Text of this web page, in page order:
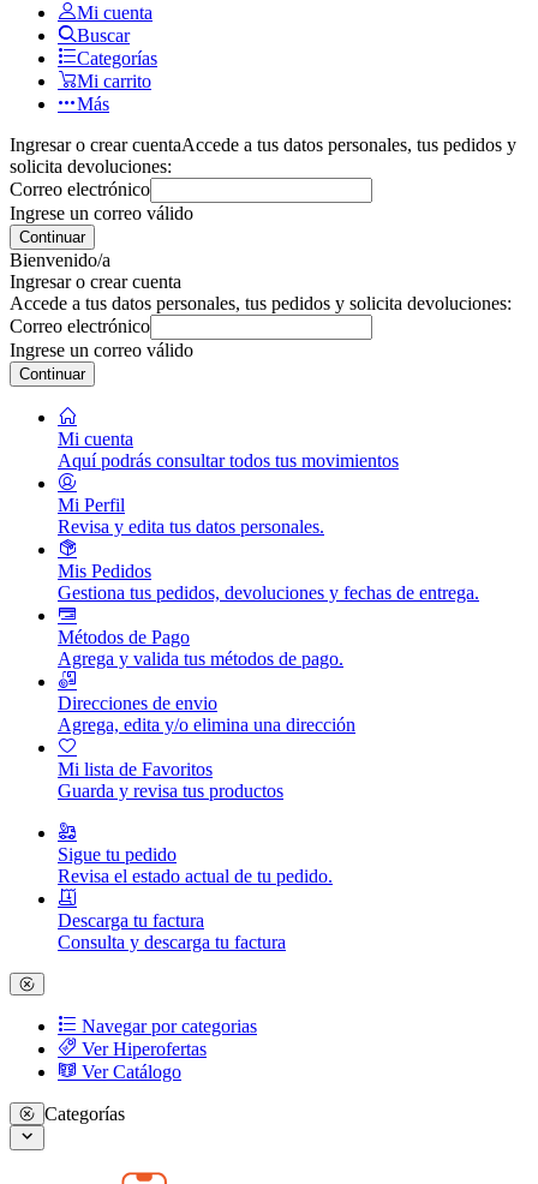
Mi cuenta
Buscar
Categorías
Mi carrito
Más
Ingresar o crear cuentaAccede a tus datos personales, tus pedidos y
solicita devoluciones:
Correo electrónico
Ingrese un correo válido
Continuar
Bienvenido/a
Ingresar o crear cuenta
Accede a tus datos personales, tus pedidos y solicita devoluciones:
Correo electrónico
Ingrese un correo válido
Continuar
Mi cuenta
Aquí podrás consultar todos tus movimientos
Mi Perfil
Revisa y edita tus datos personales.
Mis Pedidos
Gestiona tus pedidos, devoluciones y fechas de entrega.
Métodos de Pago
Agrega y valida tus métodos de pago.
Direcciones de envio
Agrega, edita y/o elimina una dirección
Mi lista de Favoritos
Guarda y revisa tus productos
Sigue tu pedido
Revisa el estado actual de tu pedido.
Descarga tu factura
Consulta y descarga tu factura
Navegar por categorias
Ver Hiperofertas
Ver Catálogo
Categorías